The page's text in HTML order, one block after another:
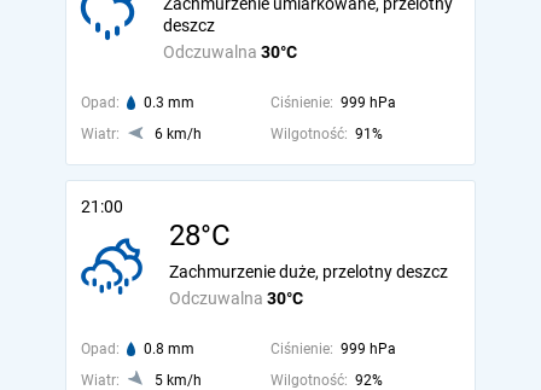
Odczuwalna 30°C
deszcz
Opad: 0.3 mm Ciśnienie: 999 hPa
Wiatr:
6 km/h Wilgotność: 91%
21:00
28°C
Odczuwalna 30°C
Zachmurzenie duże, przelotny deszcz
Opad: 0.8 mm Ciśnienie: 999 hPa
Wiatr:
5 km/h Wilgotność: 92%